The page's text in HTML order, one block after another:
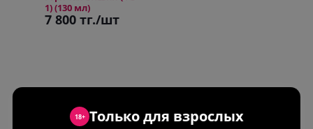
1) (130 мл)
7 800 тг./шт
18+ Только для взрослых